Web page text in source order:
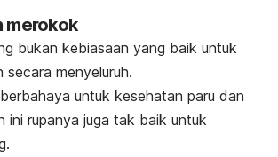
merokok
bukan kebiasaan yang baik untuk
menyeluruh.
untuk kesehatan paru dan
ini rupanya juga tak baik untuk